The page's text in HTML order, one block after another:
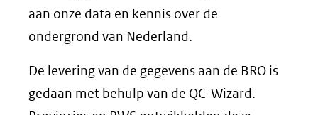
aan onze data en kennis over de
ondergrond van Nederland.
De levering van de gegevens aan de BRO is
gedaan met behulp van de QC-Wizard.